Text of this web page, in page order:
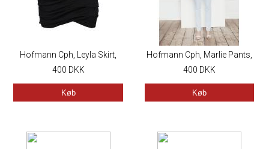
Hofmann Cph, Leyla Skirt,
Black
400 DKK
Køb
Hofmann Cph, Marlie Pants,
Denim Light
400 DKK
Køb